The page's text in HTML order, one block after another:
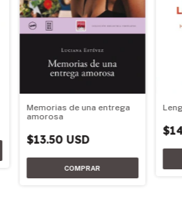
Memorias de una entrega
amorosa
$13.50 USD